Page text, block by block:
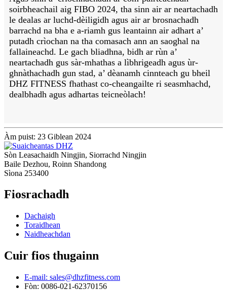
soirbheachail aig FIBO 2024, tha sinn air ar neartachadh
le dealas ar luchd-dèiligidh agus air ar brosnachadh
barrachd na bha e a-riamh gus leantainn air adhart a’
putadh crìochan na tha comasach ann an saoghal na
fallaineachd. Le gach bliadhna, bidh ar rùn a’
neartachadh gus sàr-mhathas a lìbhrigeadh agus ùr-
ghnàthachadh gun stad, a’ dèanamh cinnteach gu bheil
DHZ FITNESS fhathast co-cheangailte ri seasmhachd,
dealbhadh agus adhartas teicneòlach!
Àm puist: 23 Giblean 2024
Sòn Leasachaidh Ningjin, Siorrachd Ningjin
Baile Dezhou, Roinn Shandong
Sìona 253400
Fiosrachadh
Dachaigh
Toraidhean
Naidheachdan
Cuir fios thugainn
E-mail: sales@dhzfitness.com
Fòn: 0086-021-62370156